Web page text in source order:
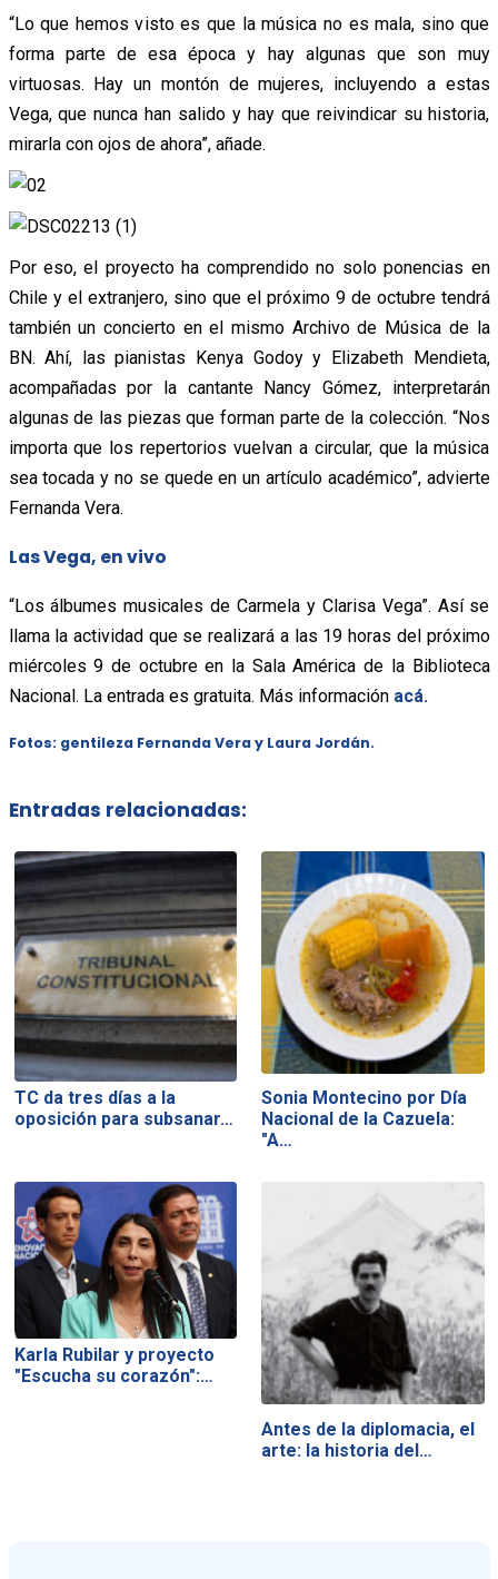
“Lo que hemos visto es que la música no es mala, sino que
forma parte de esa época y hay algunas que son muy
virtuosas. Hay un montón de mujeres, incluyendo a estas
Vega, que nunca han salido y hay que reivindicar su historia,
mirarla con ojos de ahora”, añade.
Por eso, el proyecto ha comprendido no solo ponencias en
Chile y el extranjero, sino que el próximo 9 de octubre tendrá
también un concierto en el mismo Archivo de Música de la
BN. Ahí, las pianistas Kenya Godoy y Elizabeth Mendieta,
acompañadas por la cantante Nancy Gómez, interpretarán
algunas de las piezas que forman parte de la colección. “Nos
importa que los repertorios vuelvan a circular, que la música
sea tocada y no se quede en un artículo académico”, advierte
Fernanda Vera.
Las Vega, en vivo
“Los álbumes musicales de Carmela y Clarisa Vega”. Así se
llama la actividad que se realizará a las 19 horas del próximo
miércoles 9 de octubre en la Sala América de la Biblioteca
Nacional. La entrada es gratuita. Más información acá.
Fotos: gentileza Fernanda Vera y Laura Jordán.
Entradas relacionadas:
TC da tres días a la
oposición para subsanar…
Sonia Montecino por Día
Nacional de la Cazuela:
"A…
Karla Rubilar y proyecto
"Escucha su corazón":…
Antes de la diplomacia, el
arte: la historia del…